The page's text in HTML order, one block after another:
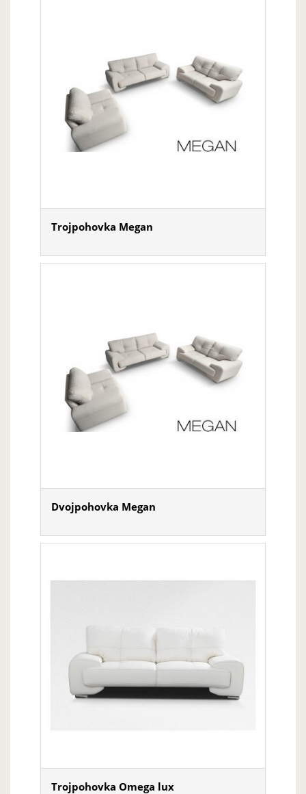
Trojpohovka Megan
Dvojpohovka Megan
Trojpohovka Omega lux